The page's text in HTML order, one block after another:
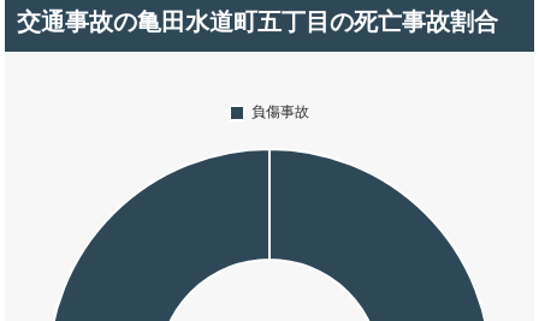
交通事故の亀田水道町五丁目の死亡事故割合